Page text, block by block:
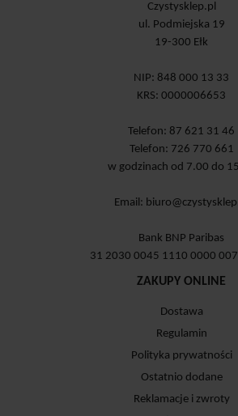
Czystysklep.pl
ul. Podmiejska 19
19-300 Ełk
NIP: 848 000 13 33
KRS: 0000006653
Telefon: 87 621 31 46
Telefon: 726 770 661
w godzinach od 7.00 do
Email:
Bank BNP Paribas
31 2030 0045 1110 0000
ZAKUPY ONLINE
Dostawa
Regulamin
Polityka prywatności
Ostatnio dodane
Reklamacje i zwroty